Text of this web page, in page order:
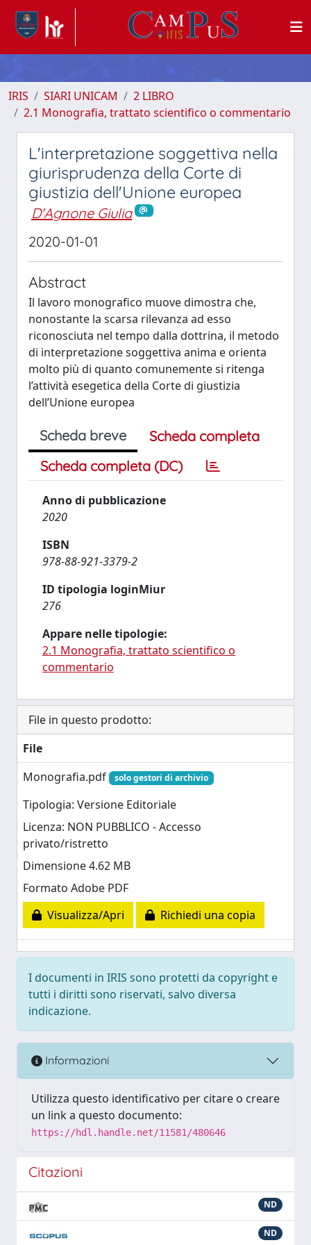
IRIS SIARI UNICAM
2 LIBRO
2.1 Monografia, trattato scientifico o commentario
L'interpretazione soggettiva nella
giurisprudenza della Corte di
giustizia dell'Unione europea
D'Agnone Giulia
2020-01-01
Abstract
Il lavoro monografico muove dimostra che,
nonostante la scarsa rilevanza ad esso
riconosciuta nel tempo dalla dottrina, il metodo
di interpretazione soggettiva anima e orienta
molto più di quanto comunemente si ritenga
l’attività esegetica della Corte di giustizia
dell’Unione europea
Scheda breve
Scheda completa
Scheda completa (DC)
Anno di pubblicazione
2020
ISBN
978-88-921-3379-2
ID tipologia loginMiur
276
Appare nelle tipologie:
2.1 Monografia, trattato scientifico o
commentario
File in questo prodotto:
File
Monografia.pdf
solo gestori di archivio
Tipologia: Versione Editoriale
Licenza: NON PUBBLICO - Accesso
privato/ristretto
Dimensione 4.62 MB
Formato Adobe PDF
Visualizza/Apri
Richiedi una copia
I documenti in IRIS sono protetti da copyright e
tutti i diritti sono riservati, salvo diversa
indicazione.
Informazioni
Utilizza questo identificativo per citare o creare
un link a questo documento:
https://hdl.handle.net/11581/480646
Citazioni
ND
ND